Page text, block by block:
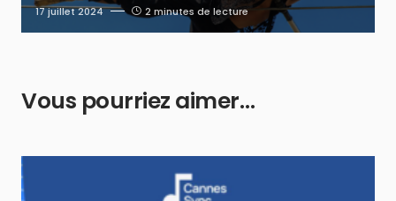
17 juillet 2024 2 minutes de lecture
Vous pourriez aimer…